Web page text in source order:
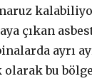
çıkan
ayrı
bu